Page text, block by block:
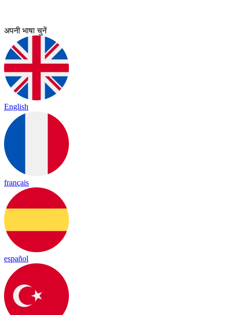
अपनी भाषा चुनें
English
français
español